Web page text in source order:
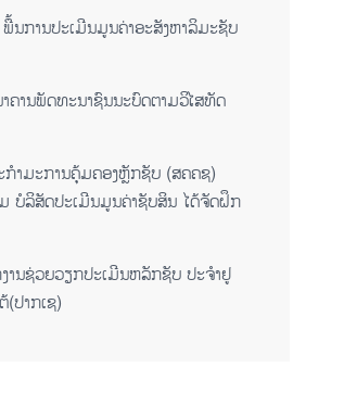
ນການປະເມີນມູນຄ່າອະສັງຫາລິມະຊັບ
ຄານ​ພັດ​ທະ​ນາ​ຊົນ​ນະ​ບົດ​ຕາມ​ວິ​ໄສ​ທັດ​
ກໍາມະການຄຸ້ມຄອງຫຼັກຊັບ (ສຄຄຊ)
ບໍລິສັດປະເມີນມູນຄ່າຊັບສິນ ໄດ້ຈັດຝຶກ
ານ​ຊ່ວຍ​ວຽກ​ປະ​ເມີນ​ຫລັກ​ຊັບ ປະ​ຈຳ​ຢູ​
​(ປາກ​ເຊ)